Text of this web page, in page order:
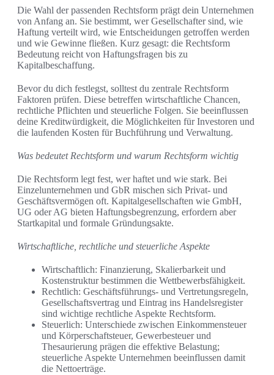
Die Wahl der passenden Rechtsform prägt dein Unternehmen
von Anfang an. Sie bestimmt, wer Gesellschafter sind, wie
Haftung verteilt wird, wie Entscheidungen getroffen werden
und wie Gewinne fließen. Kurz gesagt: die Rechtsform
Bedeutung reicht von Haftungsfragen bis zu
Kapitalbeschaffung.
Bevor du dich festlegst, solltest du zentrale Rechtsform
Faktoren prüfen. Diese betreffen wirtschaftliche Chancen,
rechtliche Pflichten und steuerliche Folgen. Sie beeinflussen
deine Kreditwürdigkeit, die Möglichkeiten für Investoren und
die laufenden Kosten für Buchführung und Verwaltung.
Was bedeutet Rechtsform und warum Rechtsform wichtig
Die Rechtsform legt fest, wer haftet und wie stark. Bei
Einzelunternehmen und GbR mischen sich Privat- und
Geschäftsvermögen oft. Kapitalgesellschaften wie GmbH,
UG oder AG bieten Haftungsbegrenzung, erfordern aber
Startkapital und formale Gründungsakte.
Wirtschaftliche, rechtliche und steuerliche Aspekte
Wirtschaftlich: Finanzierung, Skalierbarkeit und
Kostenstruktur bestimmen die Wettbewerbsfähigkeit.
Rechtlich: Geschäftsführungs- und Vertretungsregeln,
Gesellschaftsvertrag und Eintrag ins Handelsregister
sind wichtige rechtliche Aspekte Rechtsform.
Steuerlich: Unterschiede zwischen Einkommensteuer
und Körperschaftsteuer, Gewerbesteuer und
Thesaurierung prägen die effektive Belastung;
steuerliche Aspekte Unternehmen beeinflussen damit
die Nettoerträge.